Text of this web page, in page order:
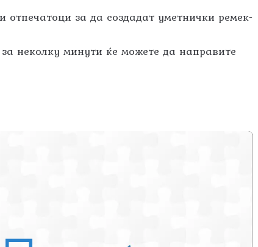
за да создадат уметнички ремек-
неколку минути ќе можете да направите